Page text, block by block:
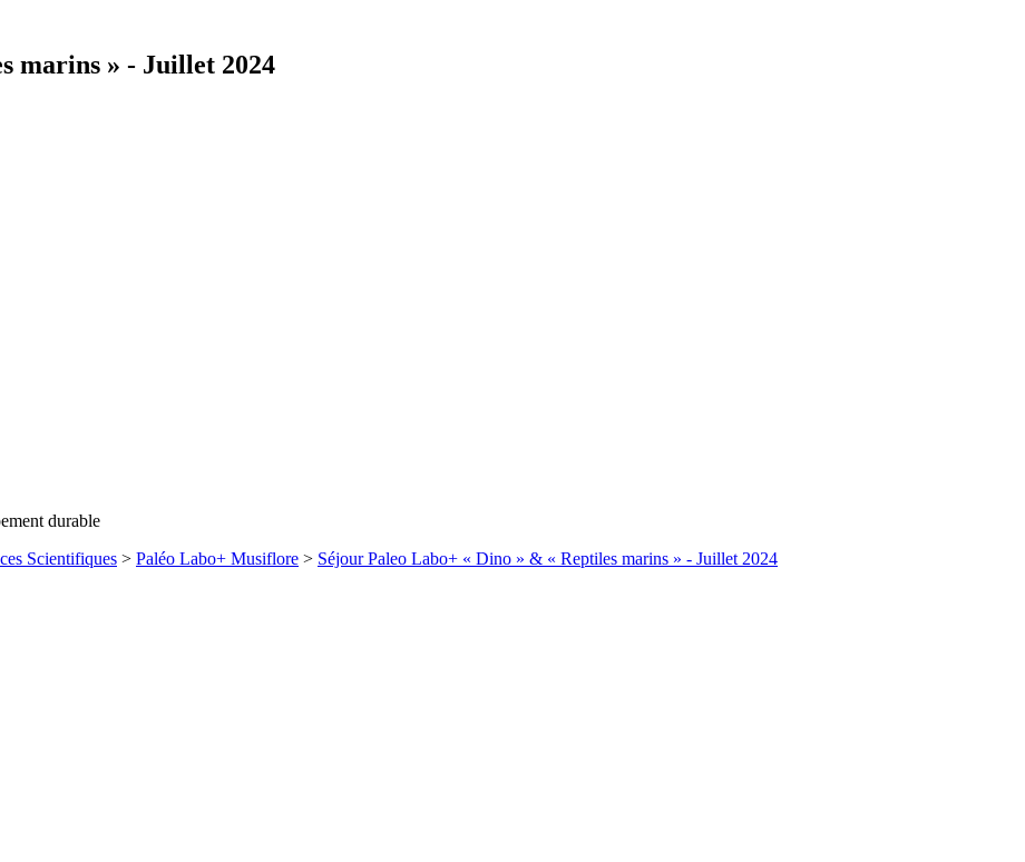
marins » - Juillet 2024
durable
Scientifiques > Paléo Labo+ Musiflore > Séjour Paleo Labo+ « Dino » & « Reptiles marins » - Juillet 2024